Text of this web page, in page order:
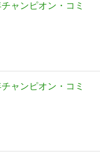
ャンピオン・コミ
ャンピオン・コミ